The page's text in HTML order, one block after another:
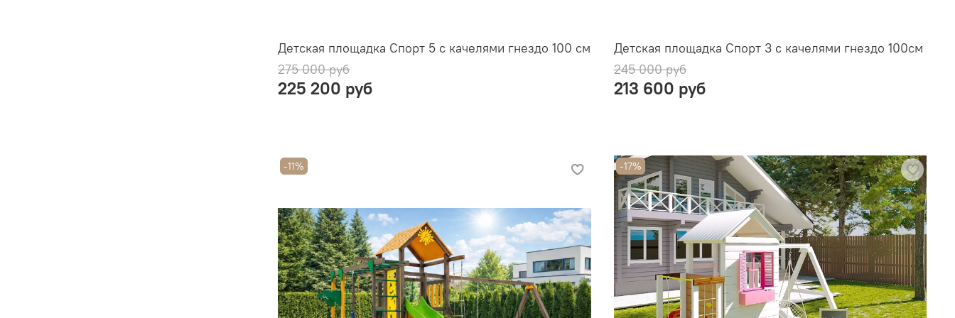
Детская площадка Спорт 5 с качелями гнездо 100 см
275 000 руб
225 200 руб
Детская площадка Спорт 3 с качелями гнездо 100см
245 000 руб
213 600 руб
-11% -17%